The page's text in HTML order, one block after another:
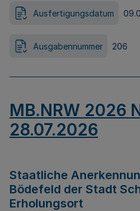
Ausfertigungsdatum
Ausgabennummer 206
MB.NRW 2026
28.07.2026
Staatliche
Bödefeld der Stadt
Erholungsort